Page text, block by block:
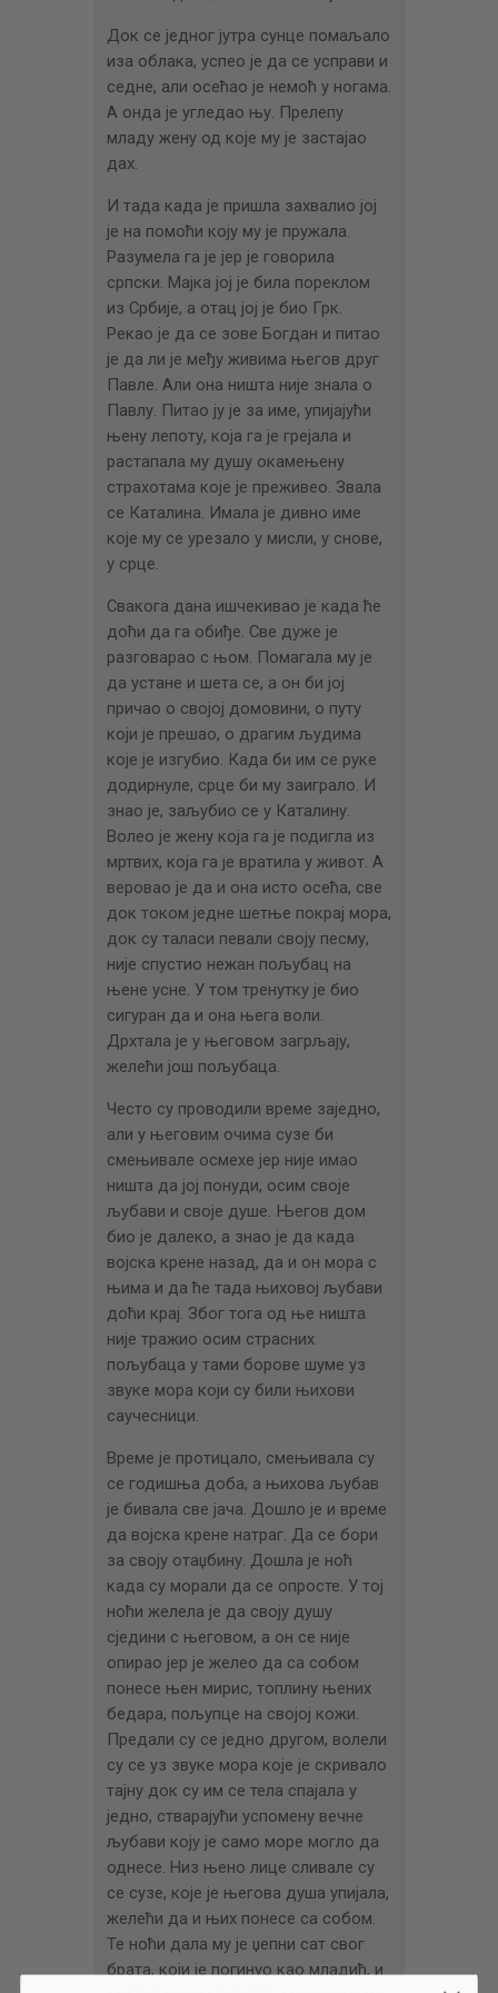
Док се једног јутра сунце помаљало
иза облака, успео је да се усправи и
седне, али осећао је немоћ у ногама.
А онда је угледао њу. Прелепу
младу жену од које му је застајао
дах.
И тада када је пришла захвалио јој
је на помоћи коју му је пружала.
Разумела га је јер је говорила
српски. Мајка јој је била пореклом
из Србије, а отац јој је био Грк.
Рекао је да се зове Богдан и питао
је да ли је међу живима његов друг
Павле. Али она ништа није знала о
Павлу. Питао ју је за име, упијајући
њену лепоту, која га је грејала и
растапала му душу окамењену
страхотама које је преживео. Звала
се Каталина. Имала је дивно име
које му се урезало у мисли, у снове,
у срце.
Свакога дана ишчекивао је када ће
доћи да га обиђе. Све дуже је
разговарао с њом. Помагала му је
да устане и шета се, а он би јој
причао о својој домовини, о путу
који је прешао, о драгим људима
које је изгубио. Када би им се руке
додирнуле, срце би му заиграло. И
знао је, заљубио се у Каталину.
Волео је жену која га је подигла из
мртвих, која га је вратила у живот. А
веровао је да и она исто осећа, све
док током једне шетње покрај мора,
док су таласи певали своју песму,
није спустио нежан пољубац на
њене усне. У том тренутку је био
сигуран да и она њега воли.
Дрхтала је у његовом загрљају,
желећи још пољубаца.
Често су проводили време заједно,
али у његовим очима сузе би
смењивале осмехе јер није имао
ништа да јој понуди, осим своје
љубави и своје душе. Његов дом
био је далеко, а знао је да када
војска крене назад, да и он мора с
њима и да ће тада њиховој љубави
доћи крај. Због тога од ње ништа
није тражио осим страсних
пољубаца у тами борове шуме уз
звуке мора који су били њихови
саучесници.
Време је протицало, смењивала су
се годишња доба, а њихова љубав
је бивала све јача. Дошло је и време
да војска крене натраг. Да се бори
за своју отаџбину. Дошла је ноћ
када су морали да се опросте. У тој
ноћи желела је да своју душу
сједини с његовом, а он се није
опирао јер је желео да са собом
понесе њен мирис, топлину њених
бедара, пољупце на својој кожи.
Предали су се једно другом, волели
су се уз звуке мора које је скривало
тајну док су им се тела спајала у
једно, стварајући успомену вечне
љубави коју је само море могло да
однесе. Низ њено лице сливале су
се сузе, које је његова душа упијала,
желећи да и њих понесе са собом.
Те ноћи дала му је џепни сат свог
брата, који је погинуо као младић, и